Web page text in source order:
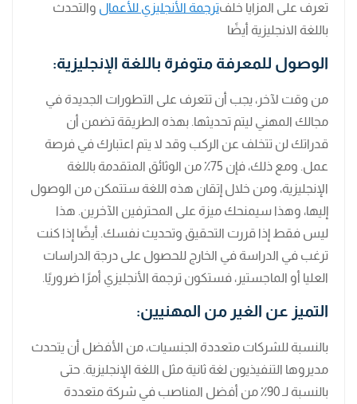
تعرف على المزايا خلفترجمة الأنجليزي للأعمال والتحدث
باللغة الانجليزية أيضًا
الوصول للمعرفة متوفرة باللغة الإنجليزية:
من وقت لآخر، يجب أن تتعرف على التطورات الجديدة في
مجالك المهني ليتم تحديثها. بهذه الطريقة تضمن أن
قدراتك لن تتخلف عن الركب وقد لا يتم اعتبارك في فرصة
عمل. ومع ذلك، فإن 75٪ من الوثائق المتقدمة باللغة
الإنجليزية، ومن خلال إتقان هذه اللغة ستتمكن من الوصول
إليها، وهذا سيمنحك ميزة على المحترفين الآخرين. هذا
ليس فقط إذا قررت التحقيق وتحديث نفسك. أيضًا إذا كنت
ترغب في الدراسة في الخارج للحصول على درجة الدراسات
العليا أو الماجستير، فستكون ترجمة الأنجليزي أمرًا ضروريًا.
التميز عن الغير من المهنيين:
بالنسبة للشركات متعددة الجنسيات، من الأفضل أن يتحدث
مديروها التنفيذيون لغة ثانية مثل اللغة الإنجليزية. حتى
بالنسبة لـ 90٪ من أفضل المناصب في شركة متعددة